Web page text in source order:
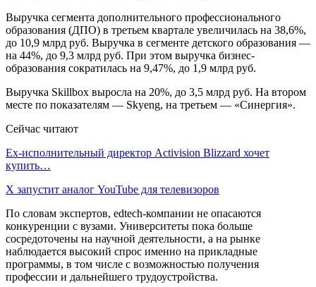
Выручка сегмента дополнительного профессионального
образования (ДПО) в третьем квартале увеличилась на 38,6%,
до 10,9 млрд руб. Выручка в сегменте детского образования —
на 44%, до 9,3 млрд руб. При этом выручка бизнес-
образования сократилась на 9,47%, до 1,9 млрд руб.
Выручка Skillbox выросла на 20%, до 3,5 млрд руб. На втором
месте по показателям — Skyeng, на третьем — «Синергия».
Сейчас читают
Ex-исполнительный директор Activision Blizzard хочет
купить…
X запустит аналог YouTube для телевизоров
По словам экспертов, edtech-компании не опасаются
конкуренции с вузами. Университеты пока больше
сосредоточены на научной деятельности, а на рынке
наблюдается высокий спрос именно на прикладные
программы, в том числе с возможностью получения
профессии и дальнейшего трудоустройства.